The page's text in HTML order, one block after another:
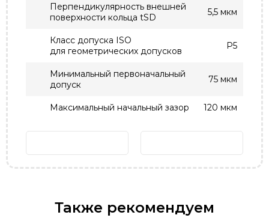
Перпендикулярность внешней
поверхности кольца tSD
5,5 мкм
Класс допуска ISO
для геометрических допусков
P5
Минимальный первоначальный
допуск
75 мкм
Максимальный начальный зазор 120 мкм
Также рекомендуем